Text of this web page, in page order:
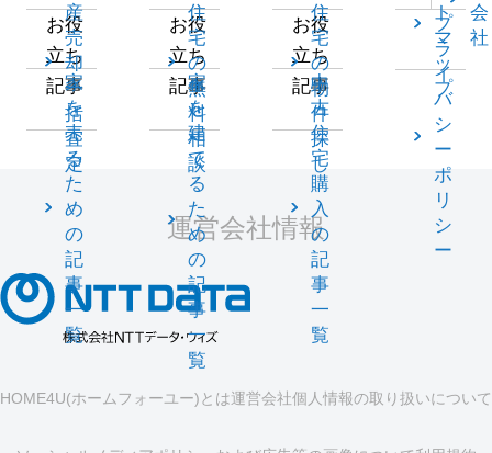
産
売
却
一
括
査
定
お役
立ち
記事
家
を
売
る
た
め
の
記
事
一
覧
住
宅
の
無
料
相
談
お役
立ち
記事
家
を
建
て
る
た
め
の
記
事
一
覧
住
宅
の
物
件
探
し
お役
立ち
記事
中
古
住
宅
購
入
の
記
事
一
覧
ト
マ
ッ
プ
会
社
プ
ラ
イ
バ
シ
ー
ポ
リ
シ
ー
運営会社情報
HOME4U(ホームフォーユー)とは運営会社個人情報の取り扱いについて